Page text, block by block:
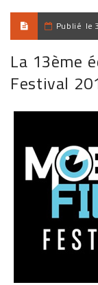
Publié le
La 13ème
Festival